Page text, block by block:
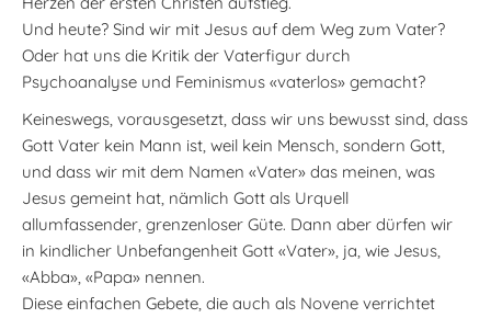
Und heute? Sind wir mit Jesus auf dem Weg zum Vater?
Oder hat uns die Kritik der Vaterfigur durch
Psychoanalyse und Feminismus «vaterlos» gemacht?
Keineswegs, vorausgesetzt, dass wir uns bewusst sind, dass
Gott Vater kein Mann ist, weil kein Mensch, sondern Gott,
und dass wir mit dem Namen «Vater» das meinen, was
Jesus gemeint hat, nämlich Gott als Urquell
allumfassender, grenzenloser Güte. Dann aber dürfen wir
in kindlicher Unbefangenheit Gott «Vater», ja, wie Jesus,
«Abba», «Papa» nennen.
Diese einfachen Gebete, die auch als Novene verrichtet